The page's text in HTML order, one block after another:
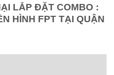
LẮP ĐẶT COMBO :
HÌNH FPT TẠI QUẬN